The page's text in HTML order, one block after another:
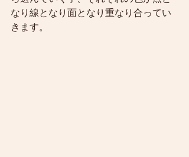
なり線となり面となり重なり合ってい
きます。